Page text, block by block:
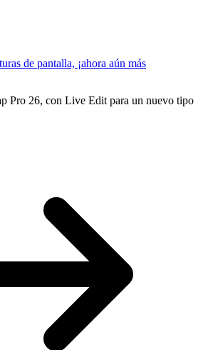
de pantalla, ¡ahora aún más
Pro 26, con Live Edit para un nuevo tipo